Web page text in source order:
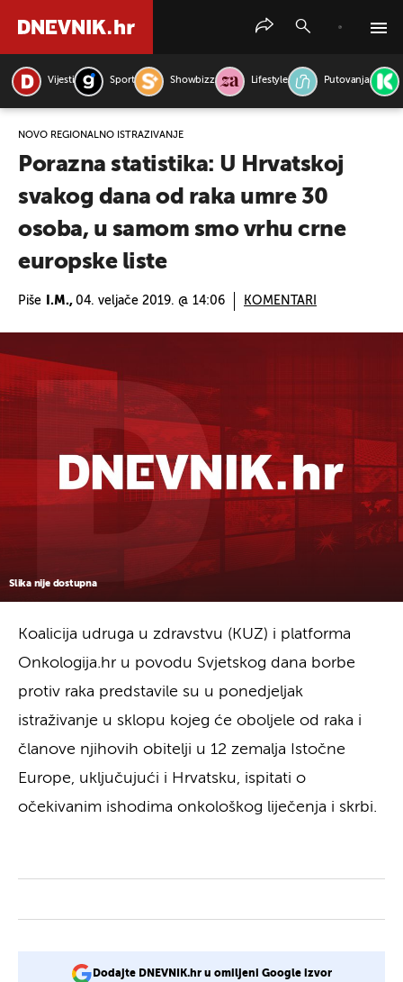
Vijesti Sport Showbizz Lifestyle Putovanja
NOVO REGIONALNO ISTRAŽIVANJE
Porazna statistika: U Hrvatskoj
svakog dana od raka umre 30
osoba, u samom smo vrhu crne
europske liste
Piše I.M., 04. veljače 2019. @ 14:06 KOMENTARI
Slika nije dostupna
Koalicija udruga u zdravstvu (KUZ) i platforma
Onkologija.hr u povodu Svjetskog dana borbe
protiv raka predstavile su u ponedjeljak
istraživanje u sklopu kojeg će oboljele od raka i
članove njihovih obitelji u 12 zemalja Istočne
Europe, uključujući i Hrvatsku, ispitati o
očekivanim ishodima onkološkog liječenja i skrbi.
Dodajte DNEVNIK.hr u omiljeni Google izvor
PRETRAŽITE VIJESTI